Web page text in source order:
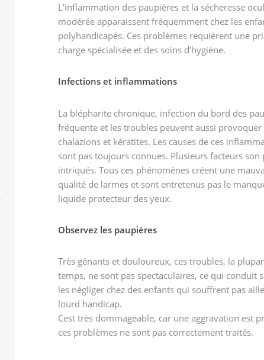
L’inflammation des paupières et la sécheresse
modérée apparaissent fréquemment chez les
polyhandicapés. Ces problèmes requièrent une
charge spécialisée et des soins d’hygiène.
Infections et inflammations
La blépharite chronique, infection du bord des
fréquente et les troubles peuvent aussi provoquer
chalazions et kératites. Les causes de ces
sont pas toujours connues. Plusieurs facteurs son
intriqués. Tous ces phénomènes créent une
qualité de larmes et sont entretenus pas le
liquide protecteur des yeux.
Observez les paupières
Très gênants et douloureux, ces troubles, la
temps, ne sont pas spectaculaires, ce qui conduit
les négliger chez des enfants qui souffrent pas
lourd handicap.
Cest très dommageable, car une aggravation est
ces problèmes ne sont pas correctement traités.